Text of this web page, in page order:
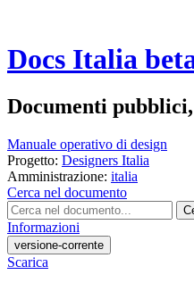
Docs Italia
Documenti
Manuale operativo di design
Progetto: Designers Italia
Amministrazione: italia
Cerca nel documento
Informazioni
versione-corrente
Scarica